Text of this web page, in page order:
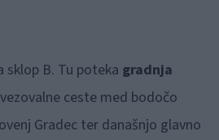
sklop B. Tu poteka gradnja
ceste med bodočo
Gradec ter današnjo glavno